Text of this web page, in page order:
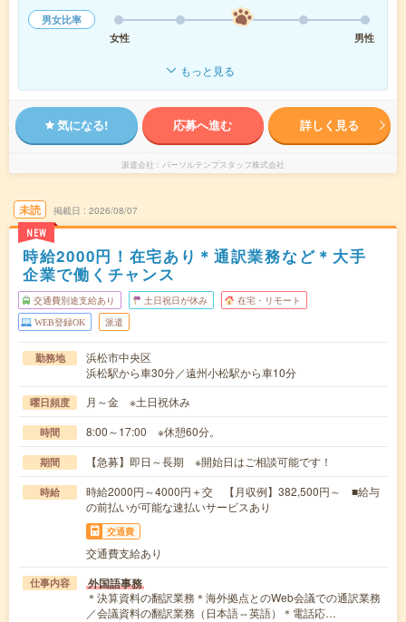
男女比率
女性
男性
もっと見る
気になる! 応募へ進む 詳しく見る
派遣会社 パーソルテンプスタッフ株式会社
未読
NEW
掲載日 2026/08/07
時給2000円！在宅あり＊通訳業務など＊大手
企業で働くチャンス
交通費別途支給あり 土日祝日が休み 在宅・リモート
WEB登録OK 派遣
勤務地
浜松市中央区
浜松駅から車30分／遠州小松駅から車10分
曜日頻度 月～金 ※土日祝休み
時間 8:00～17:00 ※休憩60分。
期間 【急募】即日～長期 ※開始日はご相談可能です！
時給
時給2000円～4000円＋交 【月収例】382,500円～ ■給与
の前払いが可能な速払いサービスあり
交通費
交通費支給あり
仕事内容 外国語事務
＊決算資料の翻訳業務＊海外拠点とのWeb会議での通訳業務
／会議資料の翻訳業務（日本語⇔英語）＊電話応…